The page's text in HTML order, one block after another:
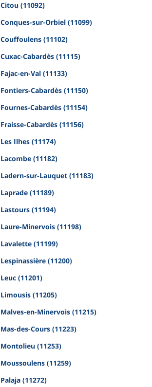
Citou (11092)
Conques-sur-Orbiel (11099)
Couffoulens (11102)
Cuxac-Cabardès (11115)
Fajac-en-Val (11133)
Fontiers-Cabardès (11150)
Fournes-Cabardès (11154)
Fraisse-Cabardès (11156)
Les Ilhes (11174)
Lacombe (11182)
Ladern-sur-Lauquet (11183)
Laprade (11189)
Lastours (11194)
Laure-Minervois (11198)
Lavalette (11199)
Lespinassière (11200)
Leuc (11201)
Limousis (11205)
Malves-en-Minervois (11215)
Mas-des-Cours (11223)
Montolieu (11253)
Moussoulens (11259)
Palaja (11272)